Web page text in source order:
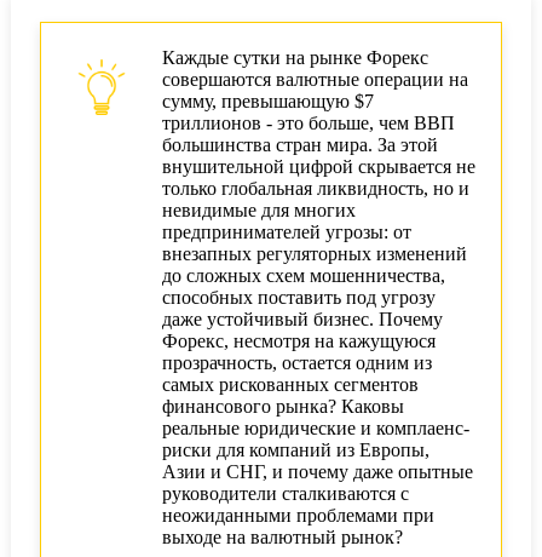
Азии, Африке
AML/KYC и комплаенс на Форекс
Как избежать мошенничества на Форекс
Признаки мошенничества и схемы скама
Защита корпоративных средств и инвестиций
Стратегии выхода на Форекс для бизнеса
Рентабельность и эффективность Форекс-
Масштабирование бизнеса: как снизить
Юридические и налоговые вопросы Форекс
для компаний
Регистрация Форекс-компаний в ЕС, Азии и
Каждые сутки на рынке Форекс
совершаются валютные операции на
сумму, превышающую $7
триллионов - это больше, чем ВВП
большинства стран мира. За этой
внушительной цифрой скрывается не
только глобальная ликвидность, но и
невидимые для многих
предпринимателей угрозы: от
внезапных регуляторных изменений
до сложных схем мошенничества,
способных поставить под угрозу
даже устойчивый бизнес. Почему
Форекс, несмотря на кажущуюся
прозрачность, остается одним из
самых рискованных сегментов
финансового рынка? Каковы
реальные юридические и комплаенс-
риски для компаний из Европы,
Азии и СНГ, и почему даже опытные
руководители сталкиваются с
неожиданными проблемами при
выходе на валютный рынок?